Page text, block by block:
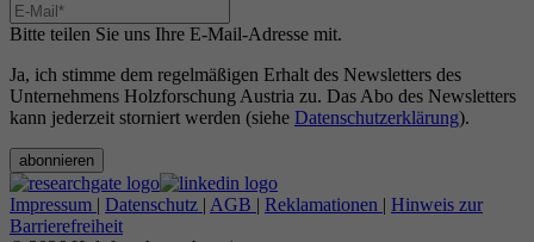
Bitte teilen Sie uns Ihre E-Mail-Adresse mit.
Ja, ich stimme dem regelmäßigen Erhalt des Newsletters des
Unternehmens Holzforschung Austria zu. Das Abo des Newsletters
kann jederzeit storniert werden (siehe Datenschutzerklärung).
abonnieren
Impressum | Datenschutz | AGB | Reklamationen | Hinweis zur
Barrierefreiheit